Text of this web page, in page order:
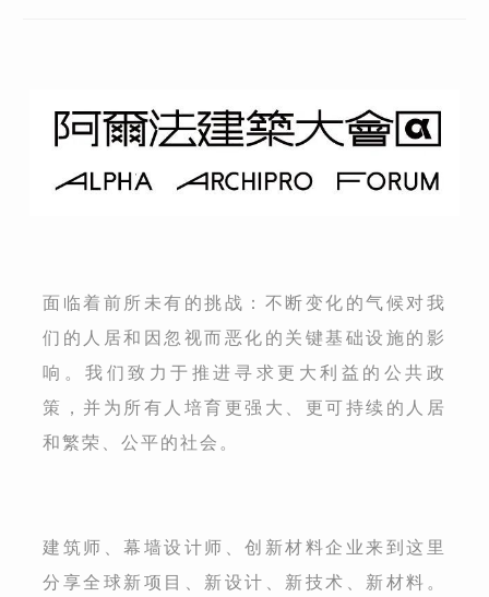
面临着前所未有的挑战：不断变化的气候对我
们的人居和因忽视而恶化的关键基础设施的影
响。我们致力于推进寻求更大利益的公共政
策，并为所有人培育更强大、更可持续的人居
和繁荣、公平的社会。
建筑师、幕墙设计师、创新材料企业来到这里
分享全球新项目、新设计、新技术、新材料。